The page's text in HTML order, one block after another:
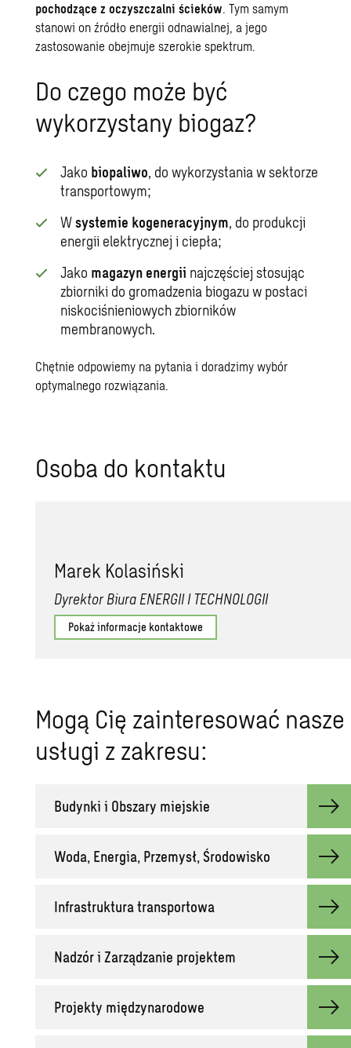
pochodzące z oczyszczalni ścieków. Tym samym
stanowi on źródło energii odnawialnej, a jego
zastosowanie obejmuje szerokie spektrum.
Do czego może być
wykorzystany biogaz?
Jako biopaliwo, do wykorzystania w sektorze
transportowym;
Wsystemie kogeneracyjnym, do produkcji
energii elektrycznej i ciepła;
Jako magazyn energii najczęściej stosując
zbiorniki do gromadzenia biogazu w postaci
niskociśnieniowych zbiorników
membranowych.
Chętnie odpowiemy na pytania i doradzimy wybór
optymalnego rozwiązania.
Osoba do kontaktu
Marek Kolasiński
Dyrektor Biura ENERGII I TECHNOLOGII
Pokaż informacje kontaktowe
Mogą Cię zainteresować nasze
usługi z zakresu:
Budynki i Obszary miejskie
Woda, Energia, Przemysł, Środowisko
Infrastruktura transportowa
Nadzór i Zarządzanie projektem
Projekty międzynarodowe